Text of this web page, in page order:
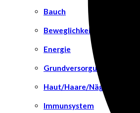
Bauch
Beweglichkeit
Energie
Grundversorgung
Haut/Haare/Nägel
Immunsystem